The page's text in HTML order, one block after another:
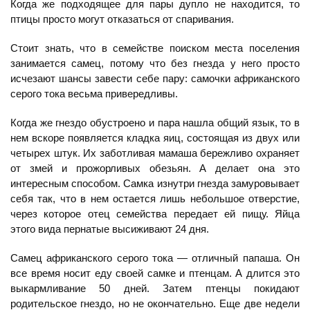
Когда же подходящее для пары дупло не находится, то
птицы просто могут отказаться от спаривания.
Стоит знать, что в семействе поиском места поселения
занимается самец, потому что без гнезда у него просто
исчезают шансы завести себе пару: самочки африканского
серого тока весьма привередливы.
Когда же гнездо обустроено и пара нашла общий язык, то в
нем вскоре появляется кладка яиц, состоящая из двух или
четырех штук. Их заботливая мамаша бережливо охраняет
от змей и прожорливых обезьян. А делает она это
интересным способом. Самка изнутри гнезда замуровывает
себя так, что в нем остается лишь небольшое отверстие,
через которое отец семейства передает ей пищу. Яйца
этого вида пернатые высиживают 24 дня.
Самец африканского серого тока — отличный папаша. Он
все время носит еду своей самке и птенцам. А длится это
выкармливание 50 дней. Затем птенцы покидают
родительское гнездо, но не окончательно. Еще две недели